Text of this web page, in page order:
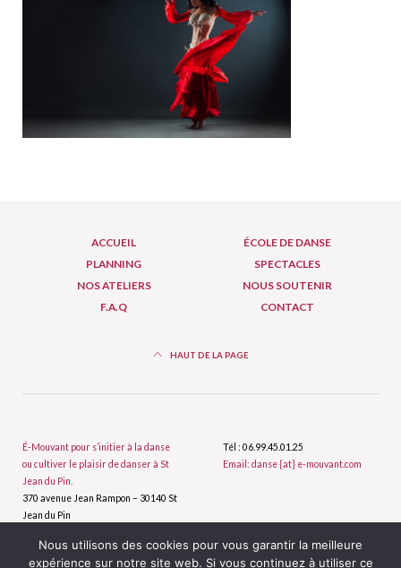
ACCUEIL
ÉCOLE DE DANSE
PLANNING
SPECTACLES
NOS ATELIERS
NOUS SOUTENIR
F.A.Q
CONTACT
HAUT DE LA PAGE
É-Mouvant pour s’initier à la danse
ou cultiver le plaisir de danser à St
Jean du Pin.
370 avenue Jean Rampon – 30140 St
Jean du Pin
Tél : 06.99.45.01.25
Email: danse {at} e-mouvant.com
Plan du site
École de danse É-Mouvant ©
Nous utilisons des cookies pour vous garantir la meilleure
expérience sur notre site web. Si vous continuez à utiliser ce